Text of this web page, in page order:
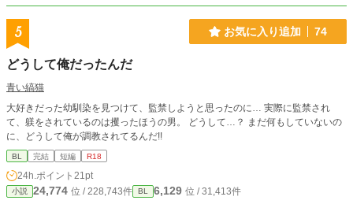
5 お気に入り追加 74
どうして俺だったんだ
青い縞猫
大好きだった幼馴染を見つけて、監禁しようと思ったのに… 実際に監禁され
て、躾をされているのは攫ったほうの男。 どうして…？ まだ何もしていないの
に、どうして俺が調教されてるんだ!!
BL 完結 短編 R18
24h.ポイント 21pt
小説 24,774 位 / 228,743件 BL 6,129 位 / 31,413件